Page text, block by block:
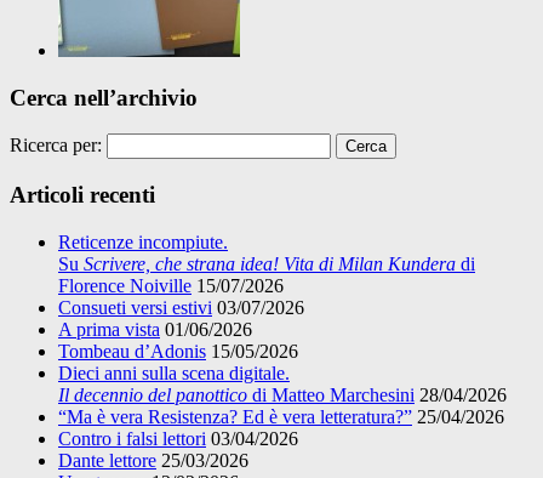
Cerca nell’archivio
Ricerca per:
Articoli recenti
Reticenze incompiute.
Su Scrivere, che strana idea! Vita di Milan Kundera di
Florence Noiville 15/07/2026
Consueti versi estivi 03/07/2026
A prima vista 01/06/2026
Tombeau d’Adonis 15/05/2026
Dieci anni sulla scena digitale.
Il decennio del panottico di Matteo Marchesini 28/04/2026
“Ma è vera Resistenza? Ed è vera letteratura?” 25/04/2026
Contro i falsi lettori 03/04/2026
Dante lettore 25/03/2026